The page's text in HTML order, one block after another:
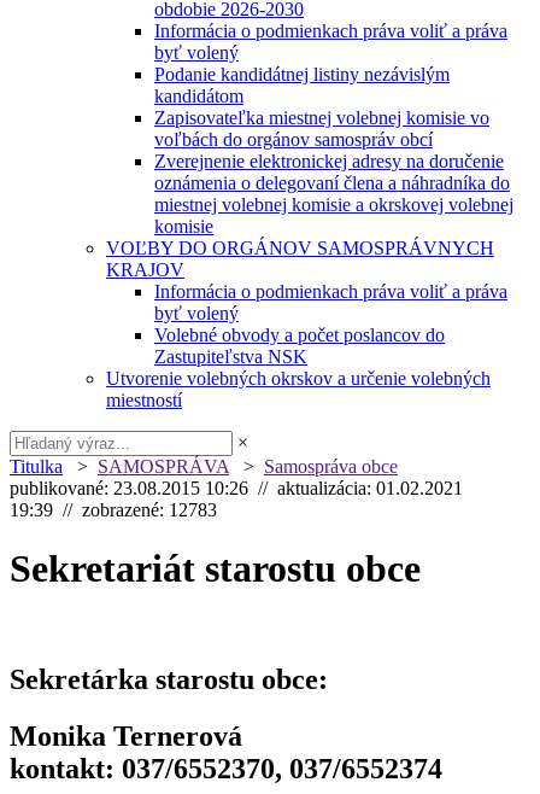
obdobie 2026-2030
Informácia o podmienkach práva voliť a práva
byť volený
Podanie kandidátnej listiny nezávislým
kandidátom
Zapisovateľka miestnej volebnej komisie vo
voľbách do orgánov samospráv obcí
Zverejnenie elektronickej adresy na doručenie
oznámenia o delegovaní člena a náhradníka do
miestnej volebnej komisie a okrskovej volebnej
komisie
VOĽBY DO ORGÁNOV SAMOSPRÁVNYCH
KRAJOV
Informácia o podmienkach práva voliť a práva
byť volený
Volebné obvody a počet poslancov do
Zastupiteľstva NSK
Utvorenie volebných okrskov a určenie volebných
miestností
×
Titulka > SAMOSPRÁVA > Samospráva obce
publikované: 23.08.2015 10:26 // aktualizácia: 01.02.2021
19:39 // zobrazené: 12783
Sekretariát starostu obce
Sekretárka starostu obce:
Monika Ternerová
kontakt: 037/6552370, 037/6552374